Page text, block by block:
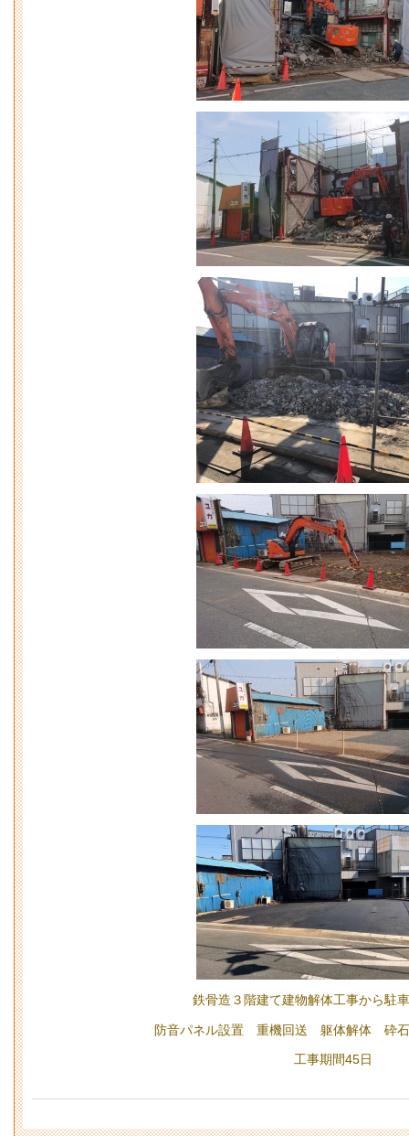
鉄骨造３階建て建物解体工事から駐
防音パネル設置 重機回送 躯体解体 砕
工事期間45日